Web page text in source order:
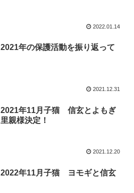
2022.01.14
2021年の保護活動を振り返って
2021.12.31
2021年11月子猫 信玄とよもぎ
里親様決定！
2021.12.20
2022年11月子猫 ヨモギと信玄